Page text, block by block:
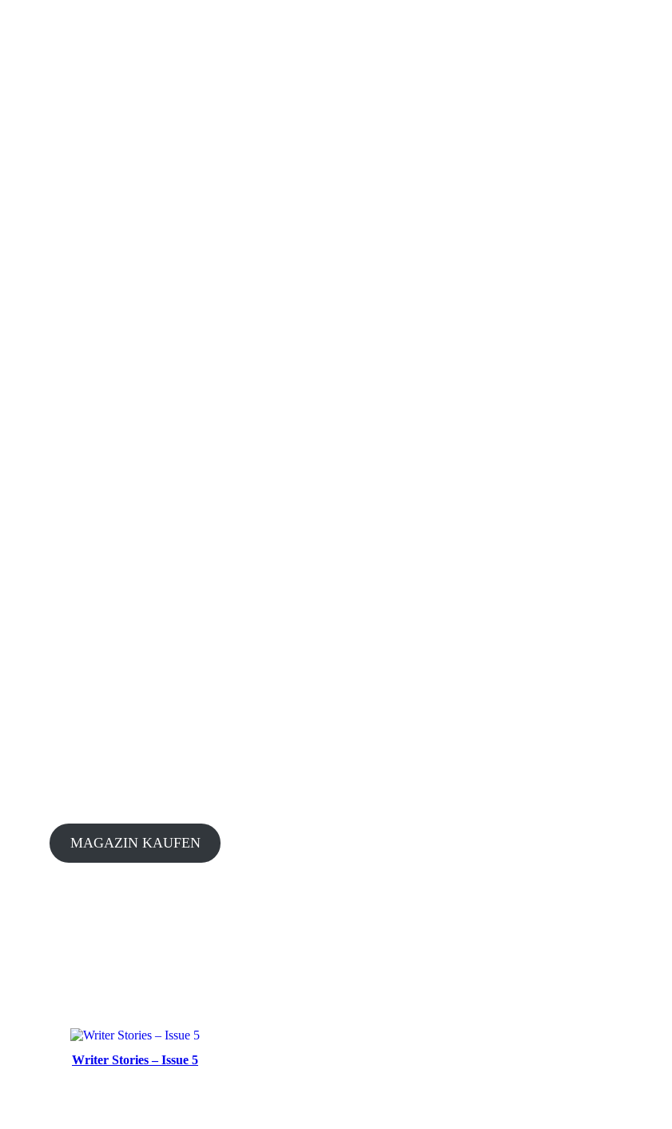
MAGAZIN KAUFEN
Writer Stories – Issue 5